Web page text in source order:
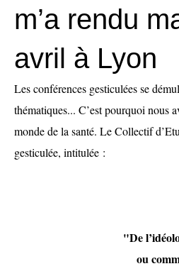
m’a rendu
avril à Lyon
Les conférences gesticulées se
thématiques... C’est pourquoi nous
monde de la santé. Le Collectif
gesticulée, intitulée :
"De
ou